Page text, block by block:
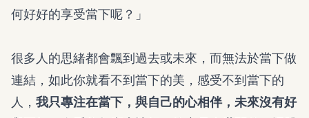
何好好的享受當下呢？」
很多人的思緒都會飄到過去或未來，而無法於當下做
連結，如此你就看不到當下的美，感受不到當下的
人， 我只專注在當下，與自己的心相伴，未來沒有好